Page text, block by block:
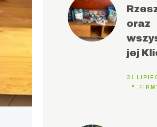
oraz
jej
31